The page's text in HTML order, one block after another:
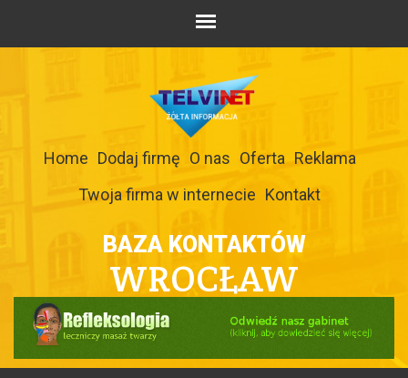
Home Dodaj firmę O nas Oferta Reklama
Twoja firma w internecie Kontakt
BAZA KONTAKTÓW
WROCŁAW